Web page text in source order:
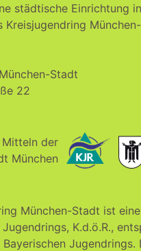
städtische Einrichtung in
Kreisjugendring
Stadt
22
der
München
München-Stadt ist
K.d.ö.R.,
Jugendrings.